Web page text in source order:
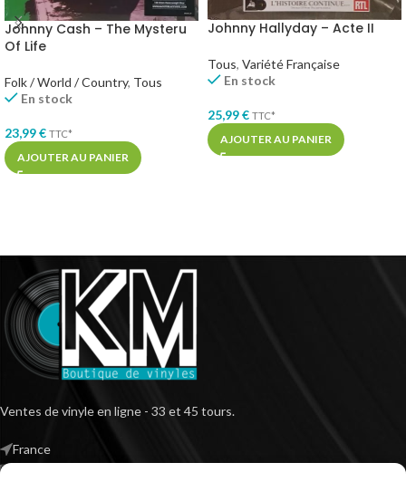
Johnny Cash – The Mysteru
Of Life
Folk / World / Country, Tous
En stock
23,99€ TTC*
AJOUTER AU PANIER
Johnny Hallyday – Acte II
Tous, Variété Française
En stock
25,99€ TTC*
AJOUTER AU PANIER
Ventes de vinyle en ligne - 33 et 45 tours.
France